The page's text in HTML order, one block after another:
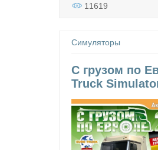
11619
Симуляторы
С грузом по
Truck